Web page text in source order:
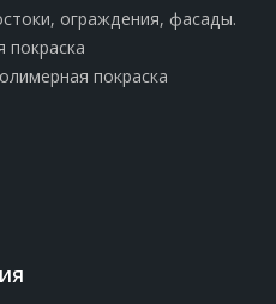
ограждения, фасады.
покраска
покраска